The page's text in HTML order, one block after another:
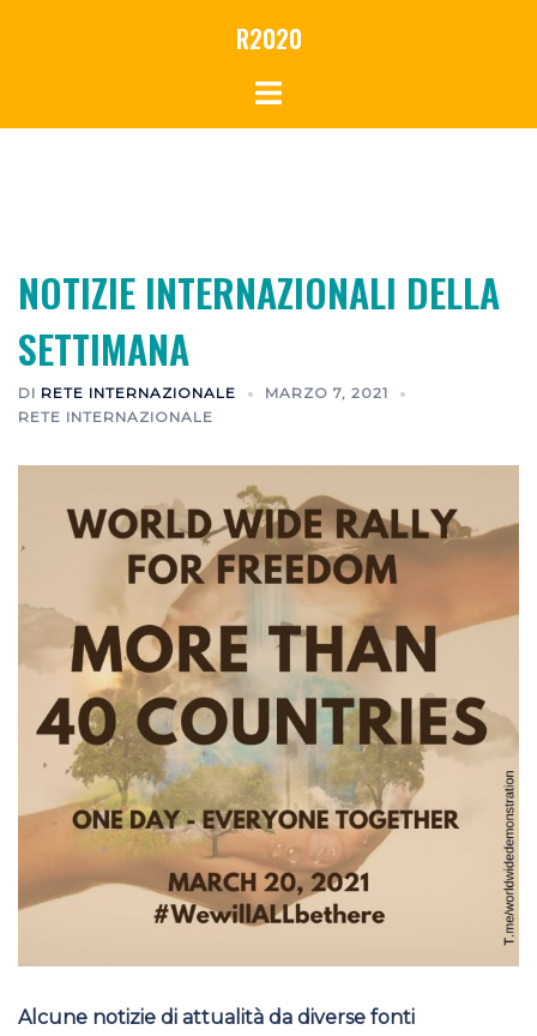
R2020
NOTIZIE INTERNAZIONALI DELLA
SETTIMANA
DI RETE INTERNAZIONALE
MARZO 7, 2021
RETE INTERNAZIONALE
Alcune notizie di attualità da diverse fonti